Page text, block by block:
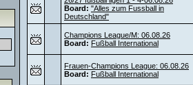
Board: "Alles zum Fussball in
Deutschland"
Champions League/M: 06.08.26
Board: Fußball International
Frauen-Champions League: 06.08.26
Board: Fußball International